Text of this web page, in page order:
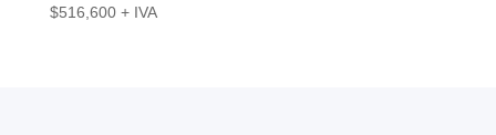
$516,600 + IVA